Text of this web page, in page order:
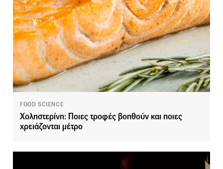
FOOD SCIENCE
Χοληστερίνη: Ποιες τροφές βοηθούν και ποιες
χρειάζονται μέτρο